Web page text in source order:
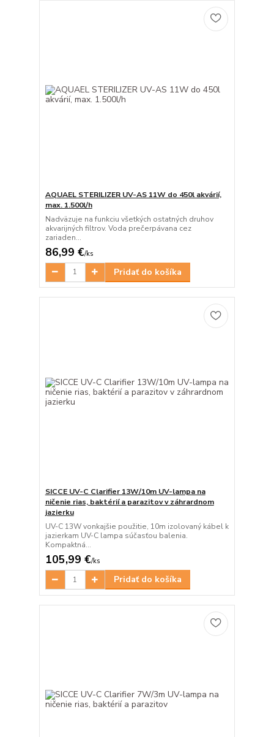
AQUAEL STERILIZER UV-AS 11W do 450l akvárií,
max. 1.500l/h
Nadväzuje na funkciu všetkých ostatných druhov
akvarijných filtrov. Voda prečerpávana cez
zariaden...
86,99 €/ks
Pridať do košíka
SICCE UV-C Clarifier 13W/10m UV-lampa na
ničenie rias, baktérií a parazitov v záhrardnom
jazierku
UV-C 13W vonkajšie použitie, 10m izolovaný kábel k
jazierkam UV-C lampa súčasťou balenia.
Kompaktná...
105,99 €/ks
Pridať do košíka